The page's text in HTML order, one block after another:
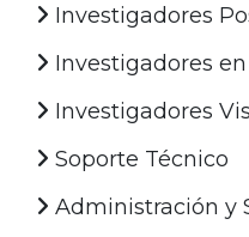
Investigadores
Investigadores
Investigadores
Soporte Técnico
Administración y